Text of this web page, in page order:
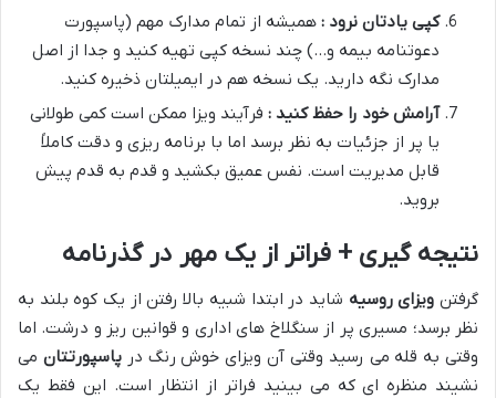
کپی یادتان نرود : همیشه از تمام مدارک مهم (پاسپورت
دعوتنامه بیمه و…) چند نسخه کپی تهیه کنید و جدا از اصل
مدارک نگه دارید. یک نسخه هم در ایمیلتان ذخیره کنید.
آرامش خود را حفظ کنید : فرآیند ویزا ممکن است کمی طولانی
یا پر از جزئیات به نظر برسد اما با برنامه ریزی و دقت کاملاً
قابل مدیریت است. نفس عمیق بکشید و قدم به قدم پیش
بروید.
نتیجه گیری + فراتر از یک مهر در گذرنامه
گرفتن ویزای روسیه شاید در ابتدا شبیه بالا رفتن از یک کوه بلند به
نظر برسد؛ مسیری پر از سنگلاخ های اداری و قوانین ریز و درشت. اما
وقتی به قله می رسید وقتی آن ویزای خوش رنگ درپاسپورتتان می
نشیند منظره ای که می بینید فراتر از انتظار است. این فقط یک